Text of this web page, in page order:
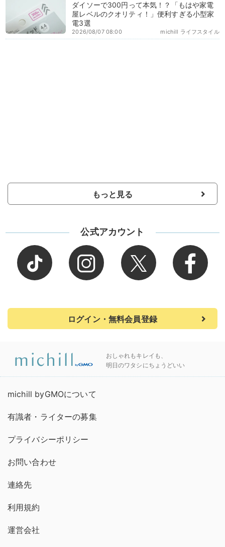
ダイソーで300円って本気！？「もはや家電
屋レベルのクオリティ！」便利すぎる小型家
電3選
michill ライフスタイル
2026/08/07 08:00
もっと見る
公式アカウント
ログイン・無料会員登録
おしゃれもキレイも、
明日のワタシにちょうどいい
michill byGMOについて
有識者・ライターの募集
プライバシーポリシー
お問い合わせ
連絡先
利用規約
運営会社